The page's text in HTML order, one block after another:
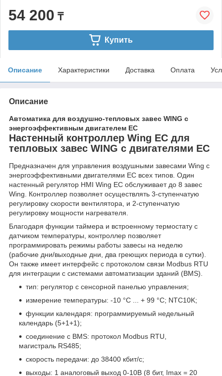
54 200 ₸
Купить
Описание Характеристики Доставка Оплата
Описание
Автоматика для воздушно-тепловых завес WING с
энергоэффективным двигателем EC
Настенный контроллер Wing EC для
тепловых завес WING с двигателями EC
Предназначен для управления воздушными завесами Wing с
энергоэффективными двигателями EC всех типов. Один
настенный регулятор HMI Wing EC обслуживает до 8 завес
Wing. Контроллер позволяет осуществлять 3-ступенчатую
регулировку скорости вентилятора, и 2-ступенчатую
регулировку мощности нагревателя.
Благодаря функции таймера и встроенному термостату с
датчиком температуры, контроллер позволяет
программировать режимы работы завесы на неделю
(рабочие дни/выходные дни, два греющих периода в сутки).
Он также имеет интерфейс с протоколом связи Modbus RTU
для интеграции с системами автоматизации зданий (BMS).
тип: регулятор с сенсорной панелью управления;
измерение температуры: -10 °C ... + 99 °C; NTC10K;
функции календаря: программируемый недельный
календарь (5+1+1);
соединение с BMS: протокол Modbus RTU,
магистраль RS485;
скорость передачи: до 38400 кбит/с;
выходы: 1 аналоговый выход 0-10В (8 бит, Imax = 20